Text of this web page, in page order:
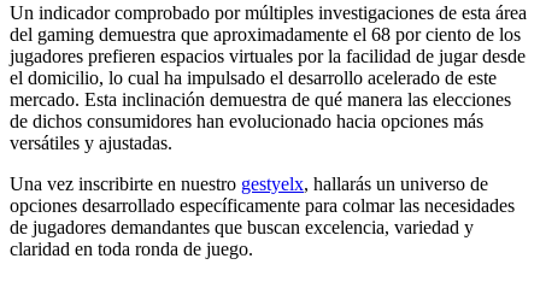
Un indicador comprobado por múltiples investigaciones de esta área
del gaming demuestra que aproximadamente el 68 por ciento de los
jugadores prefieren espacios virtuales por la facilidad de jugar desde
el domicilio, lo cual ha impulsado el desarrollo acelerado de este
mercado. Esta inclinación demuestra de qué manera las elecciones
de dichos consumidores han evolucionado hacia opciones más
versátiles y ajustadas.
Una vez inscribirte en nuestro gestyelx, hallarás un universo de
opciones desarrollado específicamente para colmar las necesidades
de jugadores demandantes que buscan excelencia, variedad y
claridad en toda ronda de juego.